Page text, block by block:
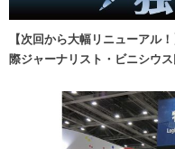
【次回から大幅リニューアル
際ジャーナリスト・ビニシウ